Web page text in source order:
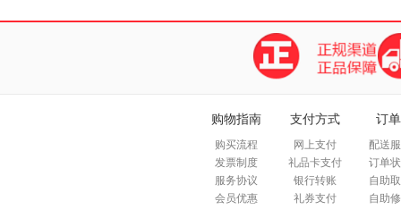
购物指南
购买流程
发票制度
服务协议
会员优惠
支付方式
网上支付
礼品卡支付
银行转账
礼券支付
订
配送
订单
自助
自助